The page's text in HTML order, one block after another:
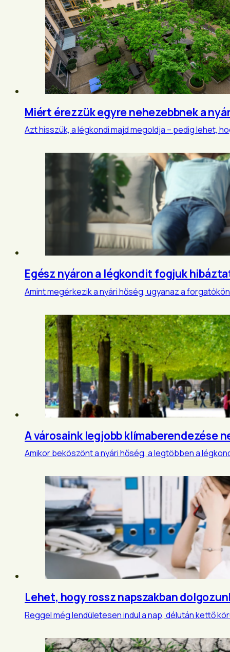
Miért érezzük egyre nehezebbnek a
Azt hisszük, a légkondi majd megoldja – pedig lehet,
Egész nyáron a légkondit fogjuk
Amint megérkezik a nyári hőség, ugyanaz a
A városaink legjobb klímaberendezése
Amikor beköszönt a nyári hőség, a legtöbben a
Lehet, hogy rossz napszakban
Reggel még lendületesen indul a nap, délután kettő